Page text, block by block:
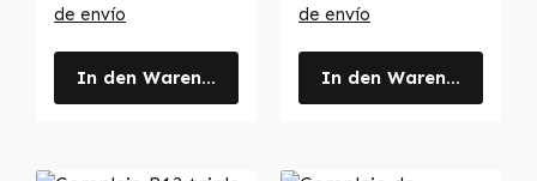
de envío
In den Warenkorb
de envío
In den Warenkorb